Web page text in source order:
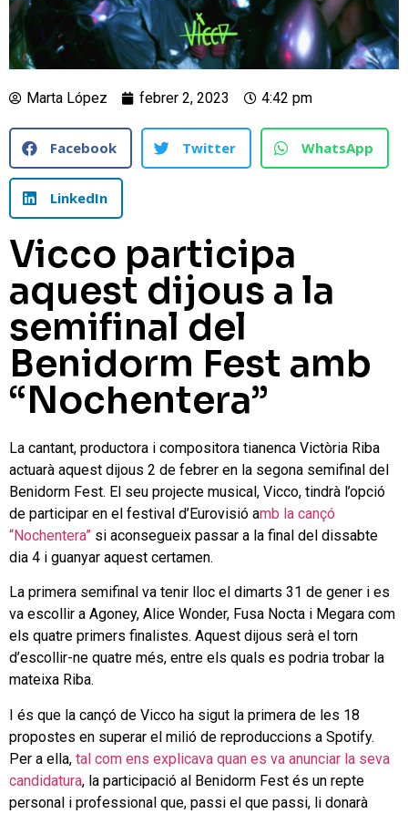
Marta López febrer 2, 2023 4:42 pm
Facebook Twitter WhatsApp
LinkedIn
Vicco participa
aquest dijous a la
semifinal del
Benidorm Fest amb
“Nochentera”
La cantant, productora i compositora tianenca Victòria Riba
actuarà aquest dijous 2 de febrer en la segona semifinal del
Benidorm Fest. El seu projecte musical, Vicco, tindrà l’opció
de participar en el festival d’Eurovisió amb la cançó
“Nochentera” si aconsegueix passar a la final del dissabte
dia 4 i guanyar aquest certamen.
La primera semifinal va tenir lloc el dimarts 31 de gener i es
va escollir a Agoney, Alice Wonder, Fusa Nocta i Megara com
els quatre primers finalistes. Aquest dijous serà el torn
d’escollir-ne quatre més, entre els quals es podria trobar la
mateixa Riba.
I és que la cançó de Vicco ha sigut la primera de les 18
propostes en superar el milió de reproduccions a Spotify.
Per a ella, tal com ens explicava quan es va anunciar la seva
candidatura, la participació al Benidorm Fest és un repte
personal i professional que, passi el que passi, li donarà